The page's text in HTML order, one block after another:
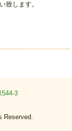
致します。
3
Reserved.